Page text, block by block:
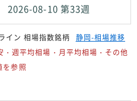
2026-08-10 第33週
イン 相場指数銘柄
静岡-相場推移
週平均相場・月平均相場・その他
参照